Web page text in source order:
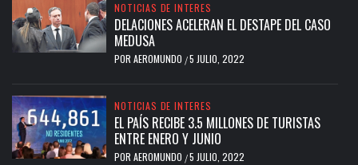
NOTICIAS DE INTERES
DELACIONES ACELERAN EL DESTAPE DEL CASO
MEDUSA
POR AEROMUNDO /5 JULIO, 2022
NOTICIAS DE INTERES
EL PAÍS RECIBE 3.5 MILLONES DE TURISTAS
ENTRE ENERO Y JUNIO
POR AEROMUNDO /5 JULIO, 2022